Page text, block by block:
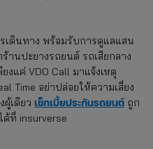
นทาง พร้อมรับการดูแลแสน
านปะยางรถยนต์ รถเสียกลาง
งแค่ VDO Call มาแจ้งเหตุ
Time อย่าปล่อยให้ความเสี่ยง
ผู้เดียว เช็กเบี้ยประกันรถยนต์ ถูก
ด้ที่ insurverse